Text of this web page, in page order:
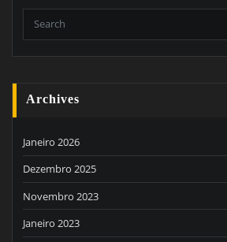
Archives
Janeiro 2026
Dezembro 2025
Novembro 2023
Janeiro 2023